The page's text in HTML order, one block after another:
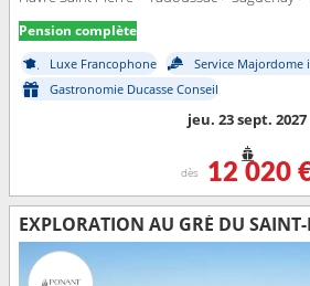
Pension complète
Luxe Francophone Service Majordome
Gastronomie Ducasse Conseil
jeu. 23 sept. 2027
dès 12 020
EXPLORATION AU GRÉ DU